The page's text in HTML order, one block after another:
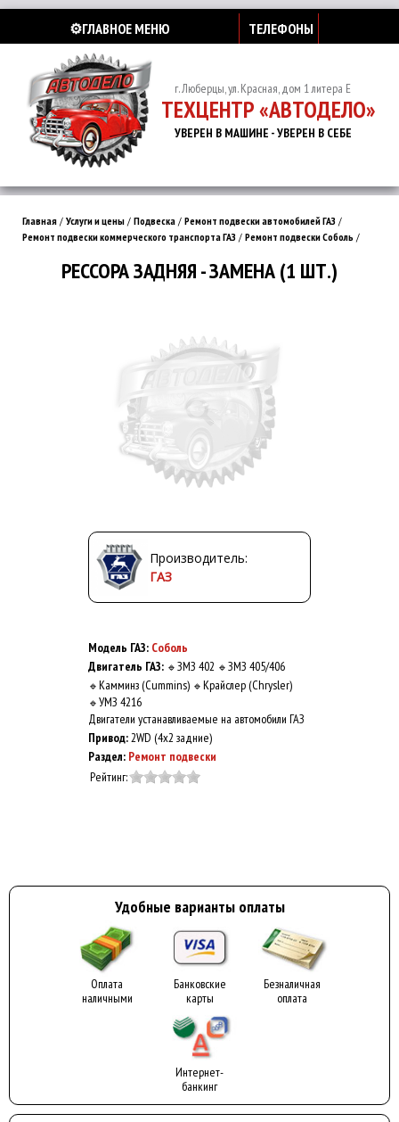
⚙️ГЛАВНОЕ МЕНЮ ТЕЛЕФОНЫ
г. Люберцы, ул. Красная, дом 1 литера Е
ТЕХЦЕНТР «АВТОДЕЛО»
УВЕРЕН В МАШИНЕ - УВЕРЕН В СЕБЕ
Главная / Услуги и цены / Подвеска / Ремонт подвески автомобилей ГАЗ /
Ремонт подвески коммерческого транспорта ГАЗ / Ремонт подвески Соболь /
РЕССОРА ЗАДНЯЯ - ЗАМЕНА (1 ШТ.)
Производитель:
ГАЗ
Модель ГАЗ: Соболь
Двигатель ГАЗ: 🔹 ЗМЗ 402 🔹 ЗМЗ 405/406
🔹 Камминз (Cummins) 🔹 Крайслер (Chrysler)
🔹 УМЗ 4216
Двигатели устанавливаемые на автомобили ГАЗ
Привод:2WD (4x2 задние)
Раздел: Ремонт подвески
Рейтинг:
Удобные варианты оплаты
Оплата
наличными
Банковские
карты
Безналичная
оплата
Интернет-
банкинг